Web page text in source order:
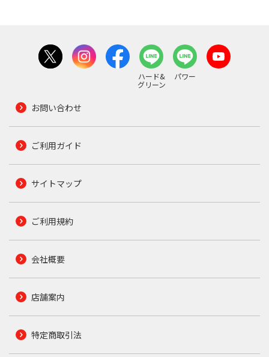
ハード&
グリーン
パワー
お問い合わせ
ご利用ガイド
サイトマップ
ご利用規約
会社概要
店舗案内
特定商取引法